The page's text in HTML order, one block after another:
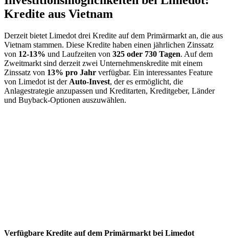
Kredite aus Vietnam
Derzeit bietet Limedot drei Kredite auf dem Primärmarkt an, die aus
Vietnam stammen. Diese Kredite haben einen jährlichen Zinssatz
von 12-13% und Laufzeiten von 325 oder 730 Tagen. Auf dem
Zweitmarkt sind derzeit zwei Unternehmenskredite mit einem
Zinssatz von 13% pro Jahr verfügbar. Ein interessantes Feature
von Limedot ist der Auto-Invest, der es ermöglicht, die
Anlagestrategie anzupassen und Kreditarten, Kreditgeber, Länder
und Buyback-Optionen auszuwählen.
Verfügbare Kredite auf dem Primärmarkt bei Limedot